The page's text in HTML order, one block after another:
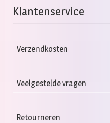
Klantenservice
Verzendkosten
Veelgestelde vragen
Retourneren